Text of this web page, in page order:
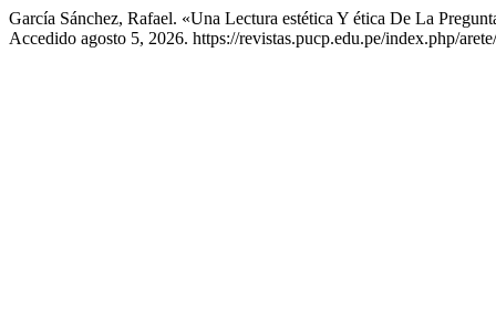
García Sánchez, Rafael. «Una Lectura estética Y ética De La
Accedido agosto 5, 2026. https://revistas.pucp.edu.pe/index.php/